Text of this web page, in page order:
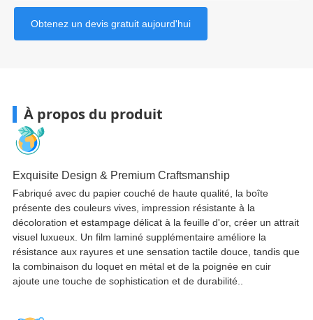
Obtenez un devis gratuit aujourd'hui
À propos du produit
Exquisite Design & Premium Craftsmanship
Fabriqué avec du papier couché de haute qualité, la boîte
présente des couleurs vives, impression résistante à la
décoloration et estampage délicat à la feuille d'or, créer un attrait
visuel luxueux. Un film laminé supplémentaire améliore la
résistance aux rayures et une sensation tactile douce, tandis que
la combinaison du loquet en métal et de la poignée en cuir
ajoute une touche de sophistication et de durabilité..